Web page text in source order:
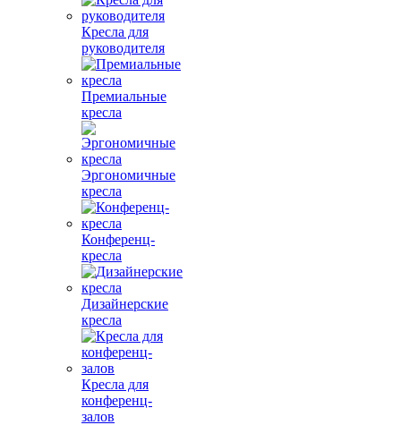
Кресла для
руководителя
Премиальные
кресла
Эргономичные
кресла
Конференц-
кресла
Дизайнерские
кресла
Кресла для
конференц-
залов